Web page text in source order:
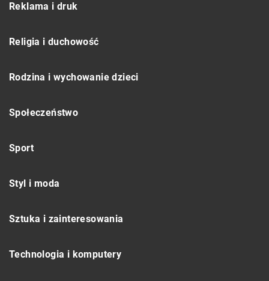
Reklama i druk
Religia i duchowość
Rodzina i wychowanie dzieci
Społeczeństwo
Sport
Styl i moda
Sztuka i zainteresowania
Technologia i komputery